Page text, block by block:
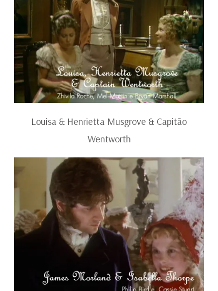
Louisa & Henrietta Musgrove & Capitão
Wentworth